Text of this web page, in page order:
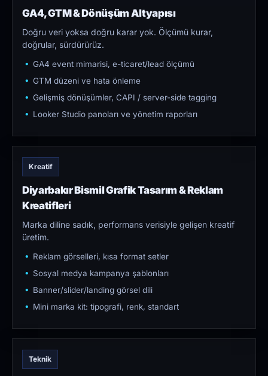
GA4, GTM & Dönüşüm Altyapısı
Doğru veri yoksa doğru karar yok. Ölçümü kurar,
doğrular, sürdürürüz.
GA4 event mimarisi, e-ticaret/lead ölçümü
GTM düzeni ve hata önleme
Gelişmiş dönüşümler, CAPI / server-side tagging
Looker Studio panoları ve yönetim raporları
Kreatif
Diyarbakır Bismil Grafik Tasarım & Reklam
Kreatifleri
Marka diline sadık, performans verisiyle gelişen kreatif
üretim.
Reklam görselleri, kısa format setler
Sosyal medya kampanya şablonları
Banner/slider/landing görsel dili
Mini marka kit: tipografi, renk, standart
Teknik